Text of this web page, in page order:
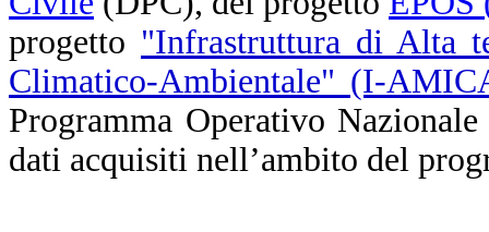
progetto "Infrastruttura di Alta
Climatico-Ambientale" (I-
Programma Operativo
dati acquisiti nell’ambito del